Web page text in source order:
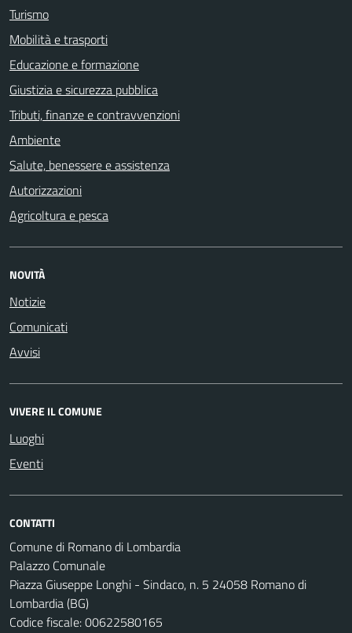
Turismo
Mobilità e trasporti
Educazione e formazione
Giustizia e sicurezza pubblica
Tributi, finanze e contravvenzioni
Ambiente
Salute, benessere e assistenza
Autorizzazioni
Agricoltura e pesca
NOVITÀ
Notizie
Comunicati
Avvisi
VIVERE IL COMUNE
Luoghi
Eventi
CONTATTI
Comune di Romano di Lombardia
Palazzo Comunale
Piazza Giuseppe Longhi - Sindaco, n. 5 24058 Romano di
Lombardia (BG)
Codice fiscale: 00622580165